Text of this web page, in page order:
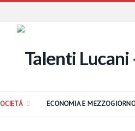
ECONOMIA E